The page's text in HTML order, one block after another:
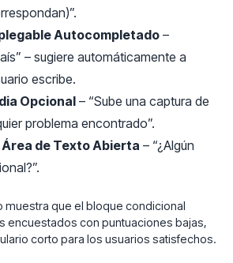
Autocompletado –
– sugiere automáticamente a
escribe.
Opcional – “Sube una captura de
problema encontrado”.
Área de Texto Abierta – “¿Algún
muestra que el bloque condicional
encuestados con puntuaciones bajas,
corto para los usuarios satisfechos.